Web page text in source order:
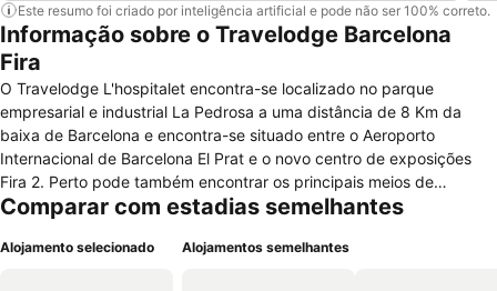
Este resumo foi criado por inteligência artificial e pode não ser 100% correto.
Informação sobre o Travelodge Barcelona
Fira
O Travelodge L'hospitalet encontra-se localizado no parque
empresarial e industrial La Pedrosa a uma distância de 8 Km da
baixa de Barcelona e encontra-se situado entre o Aeroporto
Internacional de Barcelona El Prat e o novo centro de exposições
Fira 2. Perto pode também encontrar os principais meios de
transporte como a estação ferroviária e paragens de metro e
cruzeiro. O hotel está composto por um bar / café que serve
Comparar com estadias semelhantes
Alojamento selecionado Alojamentos semelhantes